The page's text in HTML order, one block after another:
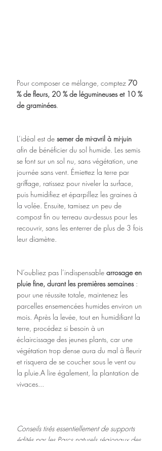
Pour composer ce mélange, comptez 70
% de fleurs, 20 % de légumineuses et 10 %
de graminées.
L’idéal est de semer de mi-avril à mi-juin
afin de bénéficier du sol humide. Les semis
se font sur un sol nu, sans végétation, une
journée sans vent. Émiettez la terre par
griffage, ratissez pour niveler la surface,
puis humidifiez et éparpillez les graines à
la volée. Ensuite, tamisez un peu de
compost fin ou terreau au-dessus pour les
recouvrir, sans les enterrer de plus de 3 fois
leur diamètre.
N’oubliez pas l’indispensable arrosage en
pluie fine, durant les premières semaines :
pour une réussite totale, maintenez les
parcelles ensemencées humides environ un
mois. Après la levée, tout en humidifiant la
terre, procédez si besoin à un
éclaircissage des jeunes plants, car une
végétation trop dense aura du mal à fleurir
et risquera de se coucher sous le vent ou
la pluie.​A lire également, la plantation de
vivaces...
Conseils tirés essentiellement de supports
édités par les Parcs naturels régionaux des